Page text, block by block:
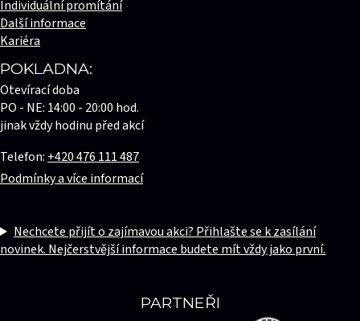
PARTNEŘI
Individuální promítání
Další informace
Kariéra
POKLADNA:
Otevírací doba
PO - NE: 14:00 - 20:00 hod.
jinak vždy hodinu před akcí
Telefon: +420 476 111 487
Podmínky a více informací
Nechcete přijít o zajímavou akci? Přihlašte se k zasílání
novinek. Nejčerstvější informace budete mít vždy jako první.